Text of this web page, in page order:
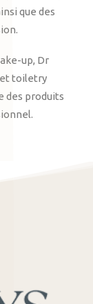
que des
up, Dr
toiletry
des produits